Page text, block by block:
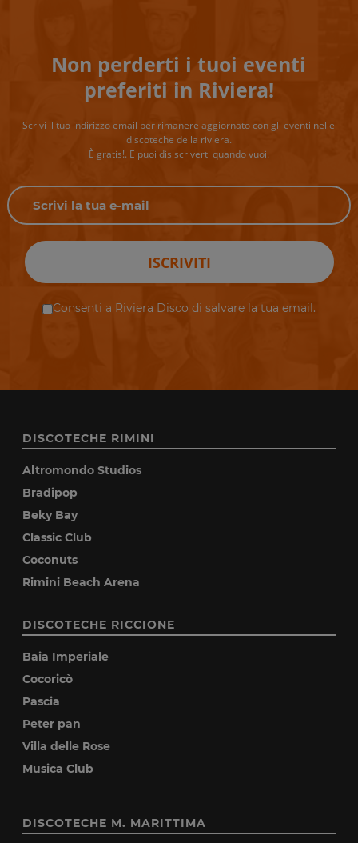
Non perderti i tuoi eventi
preferiti in Riviera!
Scrivi il tuo indirizzo email per rimanere aggiornato con gli eventi nelle
discoteche della riviera.
È gratis!. E puoi disiscriverti quando vuoi.
ISCRIVITI
Consenti a Riviera Disco di salvare la tua email.
DISCOTECHE RIMINI
Altromondo Studios
Bradipop
Beky Bay
Classic Club
Coconuts
Rimini Beach Arena
DISCOTECHE RICCIONE
Baia Imperiale
Cocoricò
Pascia
Peter pan
Villa delle Rose
Musica Club
DISCOTECHE M. MARITTIMA